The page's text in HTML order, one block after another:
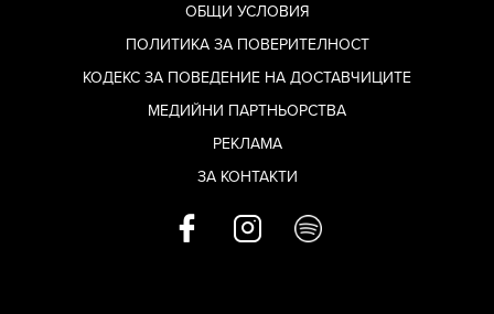
ОБЩИ УСЛОВИЯ
ПОЛИТИКА ЗА ПОВЕРИТЕЛНОСТ
КОДЕКС ЗА ПОВЕДЕНИЕ НА ДОСТАВЧИЦИТЕ
МЕДИЙНИ ПАРТНЬОРСТВА
РЕКЛАМА
ЗА КОНТАКТИ